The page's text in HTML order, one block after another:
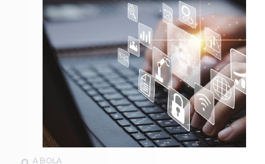
A BOLA